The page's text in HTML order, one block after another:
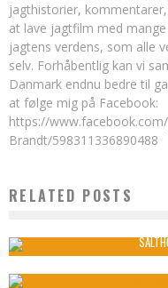
jagthistorier,
at lave jagtfilm med
jagtens verdens, som alle
selv. Forhåbentlig kan vi
Danmark endnu bedre til
at følge mig på Facebook:
https://
Brandt/598311336890488
RELATED POSTS